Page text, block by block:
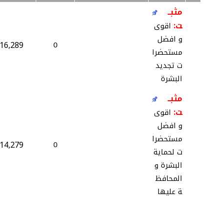
مثبــ
ت: اقوى
و افضل
مستحضرا
ت تجديد
البشرة
0
16,289
مثبــ
ت: اقوى
و افضل
مستحضرا
ت لحماية
البشرة و
المحافظ
ة عليها
0
14,279